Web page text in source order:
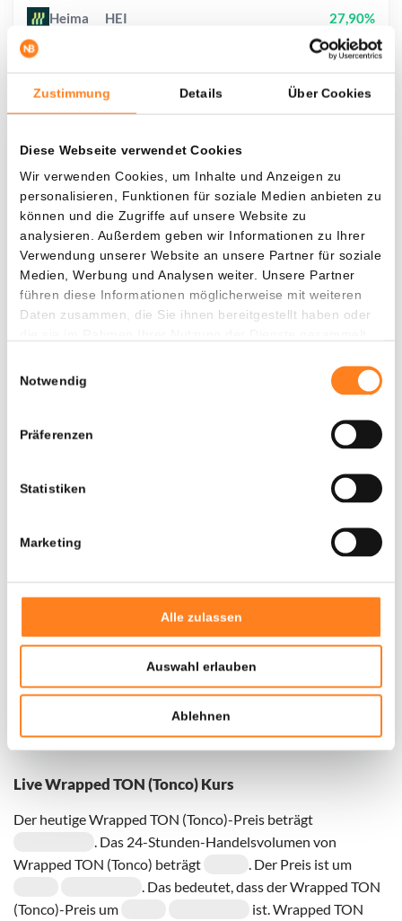
Zustimmung Details Über Cookies
Diese Webseite verwendet Cookies
Wir verwenden Cookies, um Inhalte und Anzeigen zu
personalisieren, Funktionen für soziale Medien anbieten zu
können und die Zugriffe auf unsere Website zu
analysieren. Außerdem geben wir Informationen zu Ihrer
Verwendung unserer Website an unsere Partner für soziale
Medien, Werbung und Analysen weiter. Unsere Partner
führen diese Informationen möglicherweise mit weiteren
Daten zusammen, die Sie ihnen bereitgestellt haben oder
Notwendig
Präferenzen
Statistiken
Marketing
Alle zulassen
Auswahl erlauben
Ablehnen
Live Wrapped TON (Tonco) Kurs
Der heutige Wrapped TON (Tonco)-Preis beträgt
. Das 24-Stunden-Handelsvolumen von
Wrapped TON (Tonco) beträgt
. Der Preis ist um
. Das bedeutet, dass der Wrapped TON
(Tonco)-Preis um
ist. Wrapped TON
Was, wenn ich...?
Zie hoeveel waarde je vandaag zou hebben als
je dollar-cost averaging had toegepast op
verschillende cryptocurrencies.
Hätte investiert In
Jede Seit
$
Gesamtwert
Door een fout konden er geen gegevens worden
Heima HEI 27,90%
1,10%